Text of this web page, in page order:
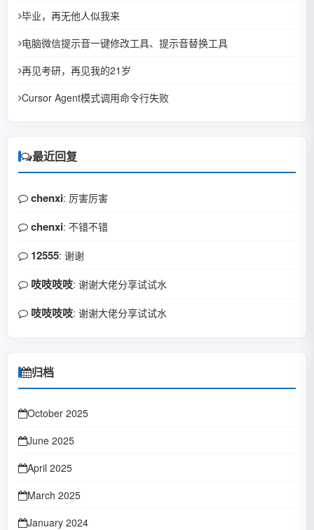
毕业，再无他人似我来
电脑微信提示音一键修改工具、提示音替换工具
再见考研，再见我的21岁
Cursor Agent模式调用命令行失败
最近回复
chenxi: 厉害厉害
chenxi: 不错不错
12555: 谢谢
吱吱吱吱: 谢谢大佬分享试试水
吱吱吱吱: 谢谢大佬分享试试水
归档
October 2025
June 2025
April 2025
March 2025
January 2024